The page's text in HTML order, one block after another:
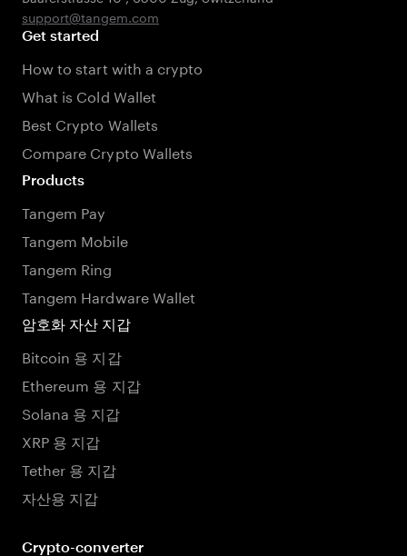
support@tangem.com
Get started
How to start with a crypto
What is Cold Wallet
Best Crypto Wallets
Compare Crypto Wallets
Products
Tangem Pay
Tangem Mobile
Tangem Ring
Tangem Hardware Wallet
암호화 자산 지갑
Bitcoin 용 지갑
Ethereum 용 지갑
Solana 용 지갑
XRP 용 지갑
Tether 용 지갑
자산용 지갑
Crypto-converter